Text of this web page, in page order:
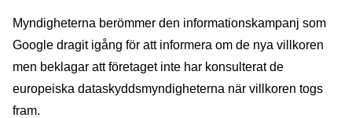
Myndigheterna berömmer den informationskampanj som
Google dragit igång för att informera om de nya villkoren
men beklagar att företaget inte har konsulterat de
europeiska dataskyddsmyndigheterna när villkoren togs
fram.